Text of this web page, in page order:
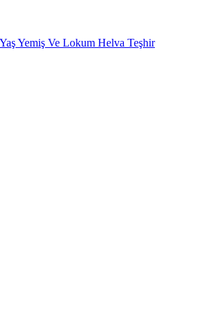
Yemiş Ve Lokum Helva Teşhir